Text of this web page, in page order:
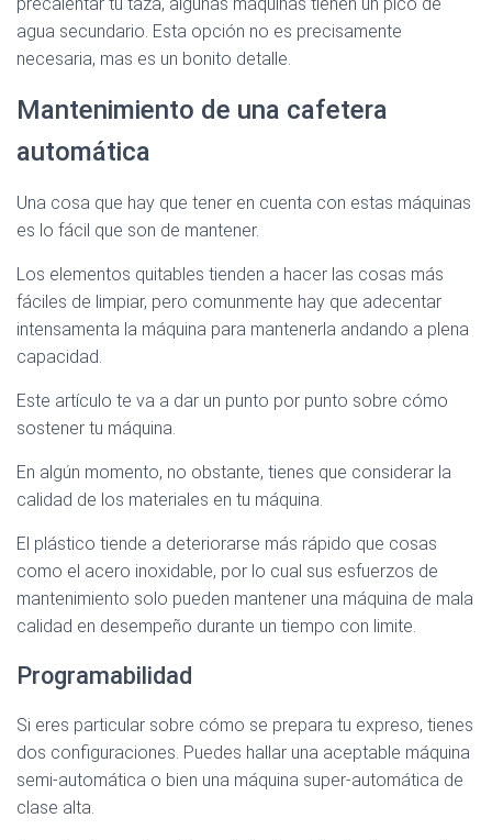
agua secundario. Esta opción no es precisamente
necesaria, mas es un bonito detalle.
Mantenimiento de una cafetera
automática
Una cosa que hay que tener en cuenta con estas máquinas
es lo fácil que son de mantener.
Los elementos quitables tienden a hacer las cosas más
fáciles de limpiar, pero comunmente hay que adecentar
intensamenta la máquina para mantenerla andando a plena
capacidad.
Este artículo te va a dar un punto por punto sobre cómo
sostener tu máquina.
En algún momento, no obstante, tienes que considerar la
calidad de los materiales en tu máquina.
El plástico tiende a deteriorarse más rápido que cosas
como el acero inoxidable, por lo cual sus esfuerzos de
mantenimiento solo pueden mantener una máquina de mala
calidad en desempeño durante un tiempo con limite.
Programabilidad
Si eres particular sobre cómo se prepara tu expreso, tienes
dos configuraciones. Puedes hallar una aceptable máquina
semi-automática o bien una máquina super-automática de
clase alta.